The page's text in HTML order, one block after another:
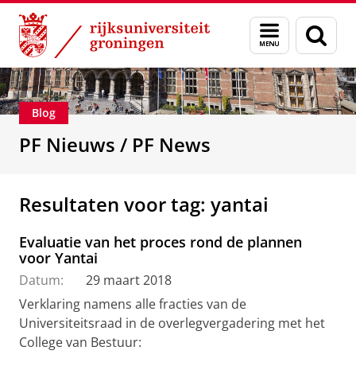
Skip
Content
Skip
Navigation
Menu
en
zoeken
Over ons De Personeelsfractie
Blog
PF Nieuws / PF News
Resultaten voor tag: yantai
Evaluatie van het proces rond de plannen
voor Yantai
Datum:
29 maart 2018
Verklaring namens alle fracties van de
Universiteitsraad in de overlegvergadering met het
College van Bestuur: